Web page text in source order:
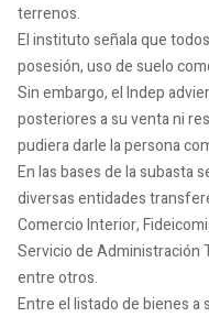
terrenos.
El instituto señala que
posesión, uso de suelo
Sin embargo, el Indep
posteriores a su venta ni
pudiera darle la persona
En las bases de la subasta
diversas entidades
Comercio Interior,
Servicio de Administración
entre otros.
Entre el listado de bienes